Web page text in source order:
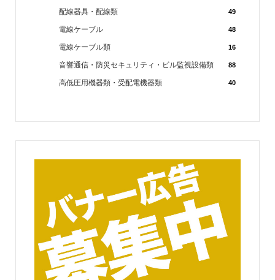
配線器具・配線類 49
電線ケーブル 48
電線ケーブル類 16
音響通信・防災セキュリティ・ビル監視設備類 88
高低圧用機器類・受配電機器類 40